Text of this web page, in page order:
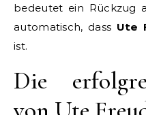
bedeutet ein Rückzug
automatisch, dass Ute
ist.
Die